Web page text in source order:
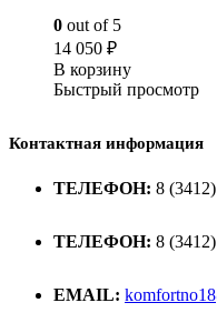
0 out of 5
14 050 ₽
В корзину
Быстрый просмотр
Контактная информация
ТЕЛЕФОН: 8
ТЕЛЕФОН: 8
EMAIL: